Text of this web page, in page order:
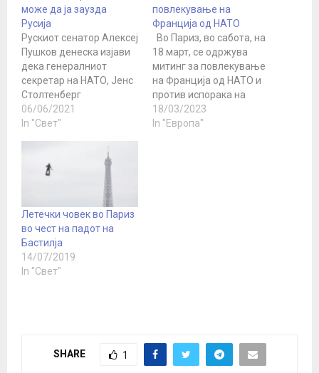
може да ја заузда
Русија
Рускиот сенатор Алексеј
Пушков денеска изјави
дека генералниот
секретар на НАТО, Јенс
Столтенберг
продолжува да
инсистира на
„воздржаност и дијалог“
во односите со Русија,
како да не забележува
функционира. „Долго
време нема дијалог, а
генералниот секретар
на НАТО нема со што да
се пофали: алијансата
06/06/2021
In "Свет"
повлекување на
Франција од НАТО
Во Париз, во сабота, на
18 март, се одржува
митинг за повлекување
на Франција од НАТО и
против испорака на
оружје за Украина.
Акцијата беше
18/03/2023
In "Европа"
Летечки човек во Париз
во чест на падот на
Бастилја
14/07/2019
In "Свет"
SHARE 1